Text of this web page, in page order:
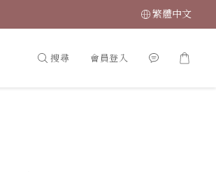
繁體中文
搜尋 會員登入